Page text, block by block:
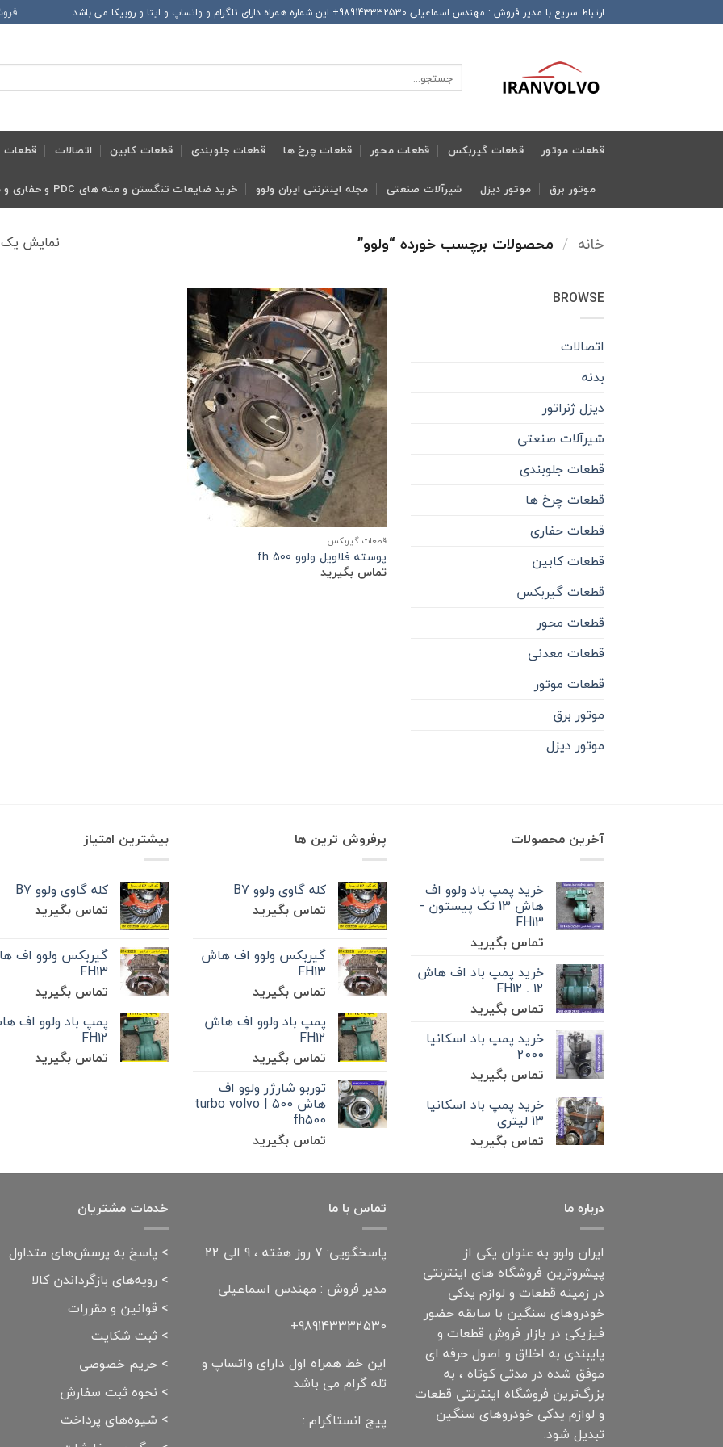
to
ارتباط سریع با مدیر فروش : مهندس اسماعیلی 989143332530+ این شماره همراه دارای تلگرام و واتساپ و ایتا و روبیکا می باشد
جستجو
برای:
قطعات موتور قطعات گیربکس قطعات محور قطعات چرخ ها قطعات جلوبندی قطعات کابین اتصالات قطعات
موتور برق موتور دیزل شیرآلات صنعتی مجله اینترنتی ایران ولوو خرید ضایعات تنگستن و مته های PDC و حفاری و معدنی و ابزار تراش
خانه / محصولات برچسب خورده “ولوو” نمایش
BROWSE
اتصالات
بدنه
دیزل ژنراتور
شیرآلات صنعتی
قطعات جلوبندی
قطعات چرخ ها
قطعات حفاری
قطعات کابین
قطعات گیربکس
قطعات محور
قطعات معدنی
قطعات موتور
موتور برق
موتور دیزل
قطعات گیربکس
پوسته فلاویل ولوو fh 500
تماس بگیرید
آخرین محصولات
خرید پمپ باد ولوو اف
هاش 13 تک‌ پیستون -
FH13
تماس بگیرید
خرید پمپ باد اف هاش
12 ـ FH12
تماس بگیرید
خرید پمپ باد اسکانیا
2000
تماس بگیرید
خرید پمپ باد اسکانیا
13 لیتری
تماس بگیرید
پرفروش ترین ها
کله گاوی ولوو B7
تماس بگیرید
گیربکس ولوو اف هاش
FH13
تماس بگیرید
پمپ باد ولوو اف هاش
FH12
تماس بگیرید
توربو شارژر ولوو اف
هاش 500 | turbo volvo
fh500
تماس بگیرید
بیشترین امتیاز
کله گاوی ولوو B7
تماس بگیرید
گیربکس ولوو اف
FH13
تماس بگیرید
پمپ باد ولوو اف
FH12
تماس بگیرید
درباره ما
ایران ولوو به عنوان یکی از
پیشروترین فروشگاه های اینترنتی
در زمینه قطعات و لوازم یدکی
خودروهای سنگین با سابقه حضور
فیزیکی در بازار فروش قطعات و
پایبندی به اخلاق و اصول حرفه ای
موفق شده در مدتی کوتاه ، به
بزرگ‌ترین فروشگاه اینترنتی قطعات
و لوازم یدکی خودروهای سنگین
تبدیل شود.
تماس با ما
پاسخگویی: 7 روز هفته ، 9 الی 22
مدیر فروش : مهندس اسماعیلی
989143332530+
این خط همراه اول دارای واتساپ و
تله گرام می باشد
پیج انستاگرام :
خدمات مشتریان
> پاسخ به پرسش‌های متداول
> رویه‌های بازگرداندن کالا
> قوانین و مقررات
> ثبت شکایت
> حریم خصوصی
> نحوه ثبت سفارش
> شیوه‌های پرداخت